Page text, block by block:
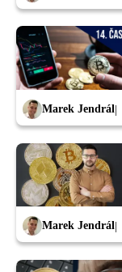
Marek Jendrál
Marek Jendrál